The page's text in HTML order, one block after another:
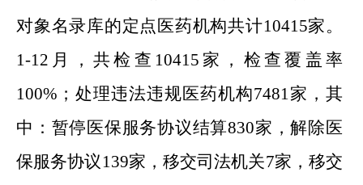
对象名录库的定点医药机构共计10415家。
1-12月，共检查10415家，检查覆盖率
100%；处理违法违规医药机构7481家，其
中：暂停医保服务协议结算830家，解除医
保服务协议139家，移交司法机关7家，移交